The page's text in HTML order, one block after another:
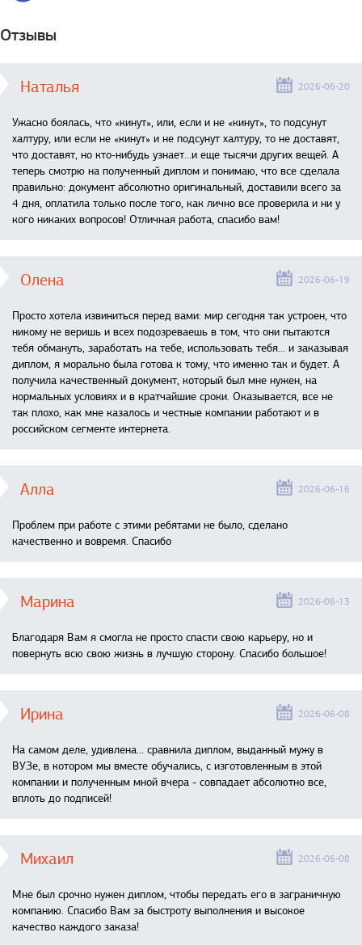
Отзывы
Наталья 2026-06-20
Ужасно боялась, что «кинут», или, если и не «кинут», то подсунут
халтуру, или если не «кинут» и не подсунут халтуру, то не доставят,
что доставят, но кто-нибудь узнает...и еще тысячи других вещей. А
теперь смотрю на полученный диплом и понимаю, что все сделала
правильно: документ абсолютно оригинальный, доставили всего за
4 дня, оплатила только после того, как лично все проверила и ни у
кого никаких вопросов! Отличная работа, спасибо вам!
Олена 2026-06-19
Просто хотела извиниться перед вами: мир сегодня так устроен, что
никому не веришь и всех подозреваешь в том, что они пытаются
тебя обмануть, заработать на тебе, использовать тебя... и заказывая
диплом, я морально была готова к тому, что именно так и будет. А
получила качественный документ, который был мне нужен, на
нормальных условиях и в кратчайшие сроки. Оказывается, все не
так плохо, как мне казалось и честные компании работают и в
российском сегменте интернета.
Алла 2026-06-16
Проблем при работе с этими ребятами не было, сделано
качественно и вовремя. Спасибо
Марина 2026-06-13
Благодаря Вам я смогла не просто спасти свою карьеру, но и
повернуть всю свою жизнь в лучшую сторону. Спасибо большое!
Ирина 2026-06-08
На самом деле, удивлена… сравнила диплом, выданный мужу в
ВУЗе, в котором мы вместе обучались, с изготовленным в этой
компании и полученным мной вчера - совпадает абсолютно все,
вплоть до подписей!
Михаил 2026-06-08
Мне был срочно нужен диплом, чтобы передать его в заграничную
компанию. Спасибо Вам за быстроту выполнения и высокое
качество каждого заказа!